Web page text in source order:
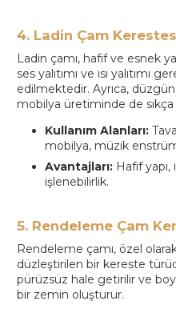
4. Ladin Çam
Ladin çamı, hafif ve esnek
ses yalıtımı ve ısı yalıtımı
edilmektedir. Ayrıca,
mobilya üretiminde de sıkça
Kullanım Alanları:
mobilya, müzik
Avantajları: Hafif
işlenebilirlik.
5. Rendeleme Çam
Rendeleme çamı, özel
düzleştirilen bir kereste
pürüzsüz hale getirilir ve
bir zemin oluşturur.